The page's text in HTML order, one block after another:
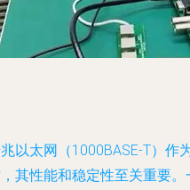
以太网（1000BASE-T）作
其性能和稳定性至关重要